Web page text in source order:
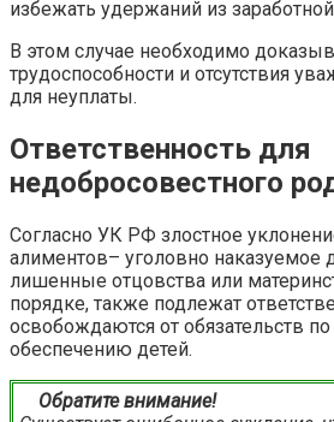
избежать удержаний из
В этом случае необходимо
трудоспособности и отсутствия
для неуплаты.
Ответственность для
недобросовестного
Согласно УК РФ злостное
алиментов– уголовно наказуемое
лишенные отцовства или
порядке, также подлежат
освобождаются от обязательств
обеспечению детей.
Обратите внимание!